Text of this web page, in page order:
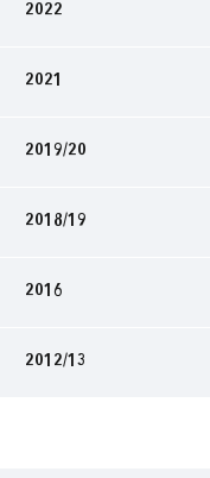
2022
2021
2019/20
2018/19
2016
2012/13